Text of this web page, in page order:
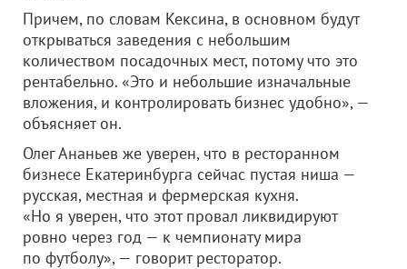
Причем, по словам Кексина, в основном будут
открываться заведения с небольшим
количеством посадочных мест, потому что это
рентабельно. «Это и небольшие изначальные
вложения, и контролировать бизнес удобно», —
объясняет он.
Олег Ананьев же уверен, что в ресторанном
бизнесе Екатеринбурга сейчас пустая ниша —
русская, местная и фермерская кухня.
«Но я уверен, что этот провал ликвидируют
ровно через год — к чемпионату мира
по футболу», — говорит ресторатор.